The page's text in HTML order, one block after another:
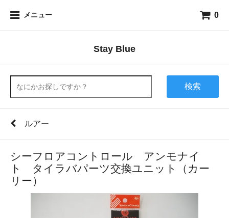
メニュー 0
Stay Blue
検索
ルアー
シーフロアコントロール アンモナイ
ト タイラバパーツ交換ユニット（カー
リー）